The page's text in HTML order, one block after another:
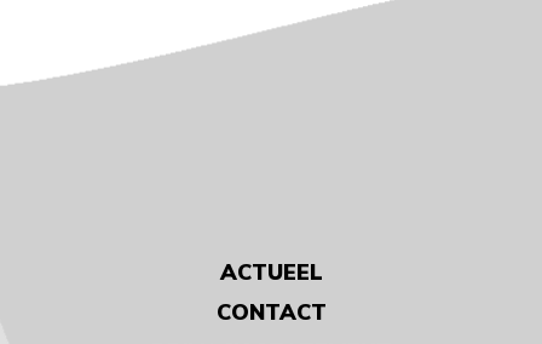
ACTUEEL
CONTACT